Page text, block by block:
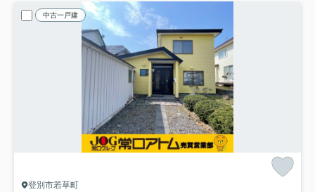
中古一戸建
登別市若草町